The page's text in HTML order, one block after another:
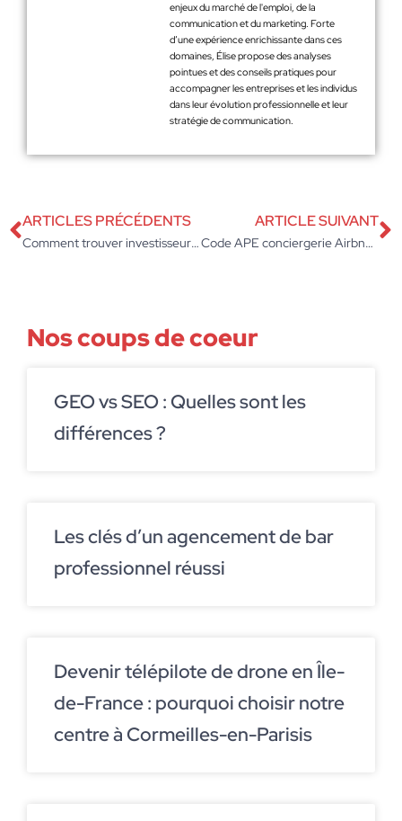
enjeux du marché de l'emploi, de la
communication et du marketing. Forte
d’une expérience enrichissante dans ces
domaines, Élise propose des analyses
pointues et des conseils pratiques pour
accompagner les entreprises et les individus
dans leur évolution professionnelle et leur
stratégie de communication.
ARTICLES PRÉCÉDENTS
Comment trouver investisseurs pour projet : le plan pour convaincre des business angels ?
ARTICLE SUIVANT
Code APE conciergerie Airbnb : le code à choisir selon votre activité ?
Nos coups de coeur
GEO vs SEO : Quelles sont les
différences ?
Les clés d’un agencement de bar
professionnel réussi
Devenir télépilote de drone en Île-
de-France : pourquoi choisir notre
centre à Cormeilles-en-Parisis